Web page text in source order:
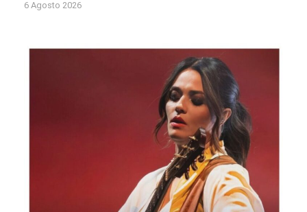
6 Agosto 2026